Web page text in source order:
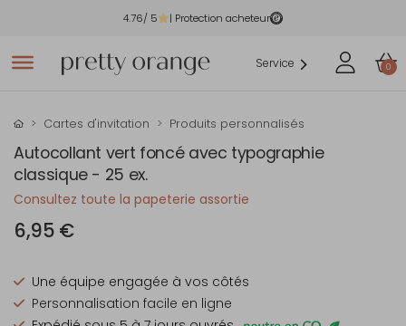
4.76/ 5 | Protection acheteur
Service 0
Cartes d'invitation Produits personnalisés
Autocollant vert foncé avec typographie
classique - 25 ex.
Consultez toute la papeterie assortie
6,95 €
Une équipe engagée à vos côtés
Personnalisation facile en ligne